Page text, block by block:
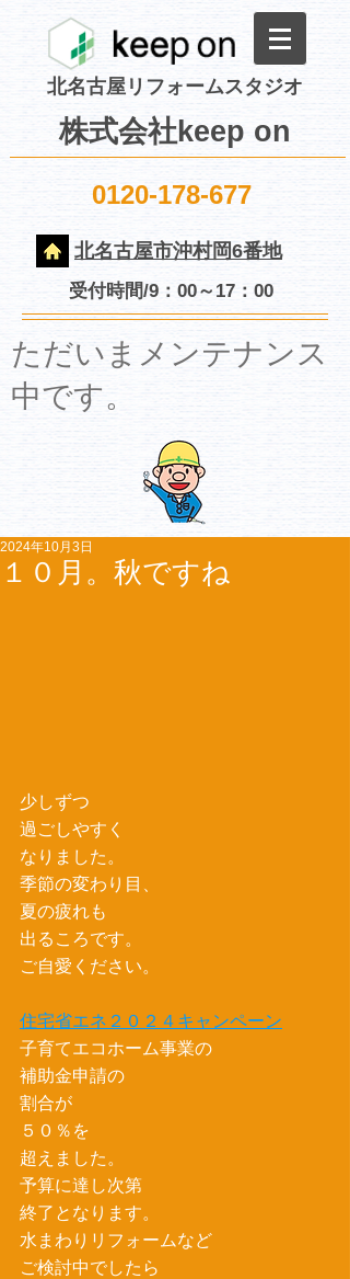
北名古屋リフォームスタジオ
株式会社keep on
0120-178-677
北名古屋市沖村岡6番地
受付時間/9：00～17：00
​ただいまメンテナンス
中です。
１０月。秋ですね
2024年10月3日
少しずつ
過ごしやすく
なりました。
季節の変わり目、
夏の疲れも
出るころです。
ご自愛ください。
住宅省エネ２０２４キャンペーン
子育てエコホーム事業の
補助金申請の
割合が
５０％を
超えました。
予算に達し次第
終了となります。
水まわりリフォームなど
ご検討中でしたら